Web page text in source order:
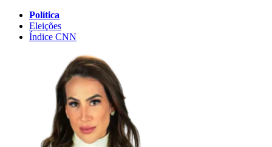
Política
Eleições
Índice CNN